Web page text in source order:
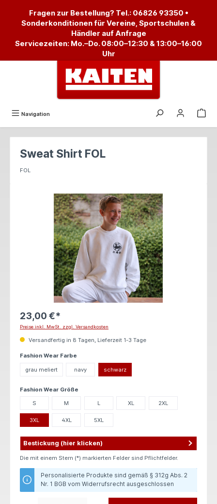
Fragen zur Bestellung? Tel.: 06826 93350 •
Sonderkonditionen für Vereine, Sportschulen &
Händler auf Anfrage
Servicezeiten: Mo.–Do. 08:00–12:30 & 13:00–16:00
Uhr
Navigation
Sweat Shirt FOL
FOL
Bildergalerie überspringen
23,00 €*
Preise inkl. MwSt. zzgl. Versandkosten
Versandfertig in 8 Tagen, Lieferzeit 1-3 Tage
Fashion Wear Farbe
grau meliert navy schwarz
Fashion Wear Größe
S M L XL 2XL
3XL 4XL 5XL
Bestickung (hier klicken)
Die mit einem Stern (*) markierten Felder sind Pflichtfelder.
Personalisierte Produkte sind gemäß § 312g Abs. 2
Nr. 1 BGB vom Widerrufsrecht ausgeschlossen